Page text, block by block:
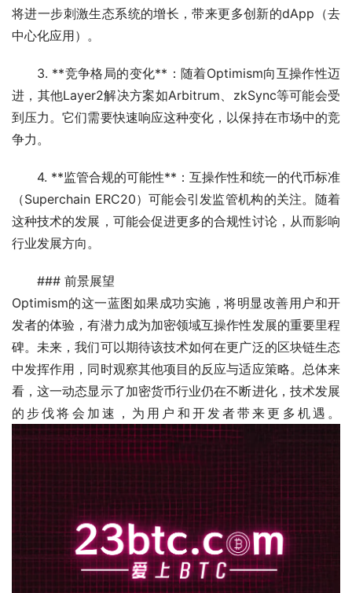
将进一步刺激生态系统的增长，带来更多创新的dApp（去
中心化应用）。
3. **竞争格局的变化**：随着Optimism向互操作性迈
进，其他Layer2解决方案如Arbitrum、zkSync等可能会受
到压力。它们需要快速响应这种变化，以保持在市场中的竞
争力。
4. **监管合规的可能性**：互操作性和统一的代币标准
（Superchain ERC20）可能会引发监管机构的关注。随着
这种技术的发展，可能会促进更多的合规性讨论，从而影响
行业发展方向。
### 前景展望
Optimism的这一蓝图如果成功实施，将明显改善用户和开
发者的体验，有潜力成为加密领域互操作性发展的重要里程
碑。未来，我们可以期待该技术如何在更广泛的区块链生态
中发挥作用，同时观察其他项目的反应与适应策略。总体来
看，这一动态显示了加密货币行业仍在不断进化，技术发展
的步伐将会加速，为用户和开发者带来更多机遇。